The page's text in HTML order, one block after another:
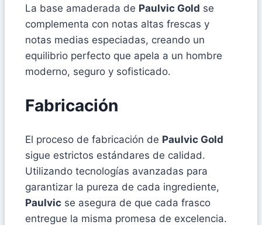
La base amaderada de Paulvic Gold se
complementa con notas altas frescas y
notas medias especiadas, creando un
equilibrio perfecto que apela a un hombre
moderno, seguro y sofisticado.
Fabricación
El proceso de fabricación de Paulvic Gold
sigue estrictos estándares de calidad.
Utilizando tecnologías avanzadas para
garantizar la pureza de cada ingrediente,
Paulvic se asegura de que cada frasco
entregue la misma promesa de excelencia.